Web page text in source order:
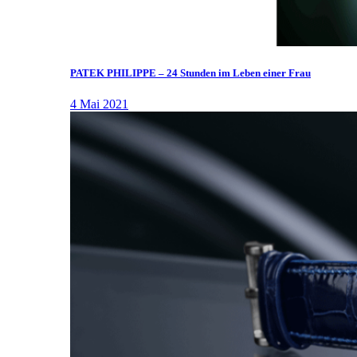
PATEK PHILIPPE – 24 Stunden im Leben einer Frau
4 Mai 2021